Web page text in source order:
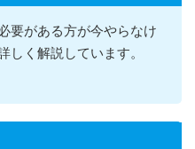
要がある方が今やらなけ
しく解説しています。